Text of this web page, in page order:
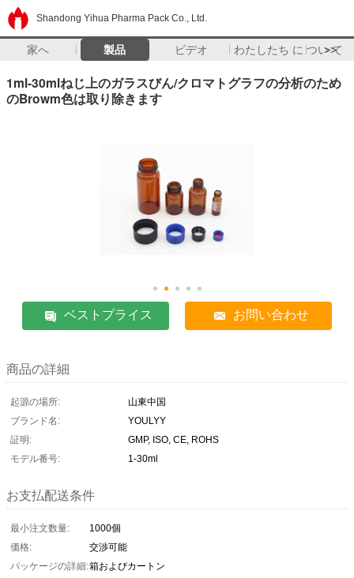
Shandong Yihua Pharma Pack Co., Ltd.
家へ 製品 ビデオ わたしたち に つい て
>>
1ml-30mlねじ上のガラスびん/クロマトグラフの分析のため
のBrowm色は取り除きます
ベストプライス お問い合わせ
商品の詳細
起源の場所:
山東中国
ブランド名:
YOULYY
証明:
GMP, ISO, CE, ROHS
モデル番号:
1-30ml
お支払配送条件
最小注文数量:
1000個
価格:
交渉可能
パッケージの詳細:箱およびカートン